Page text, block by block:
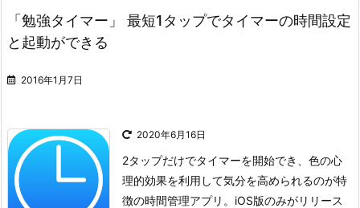
「勉強タイマー」 最短1タップでタイマーの時間設定
と起動ができる
2016年1月7日
2020年6月16日
2タップだけでタイマーを開始でき、色の心
理的効果を利用して気分を高められるのが特
徴の時間管理アプリ。iOS版のみがリリース